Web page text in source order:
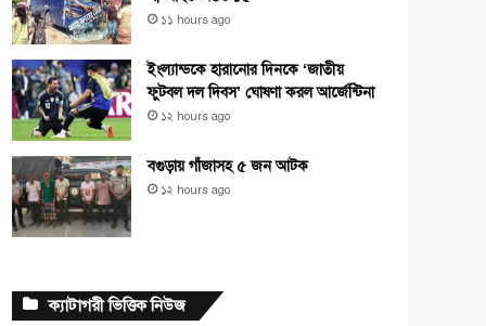
১১ hours ago
ইংল্যান্ডকে হারানোর দিনকে ‘জাতীয়
ফুটবল দল দিবস’ ঘোষণা করল আর্জেন্টিনা
১২ hours ago
বগুড়ায় গাঁজাসহ ৫ জন আটক
১২ hours ago
ক্যাটাগরী ভিত্তিক নিউজ